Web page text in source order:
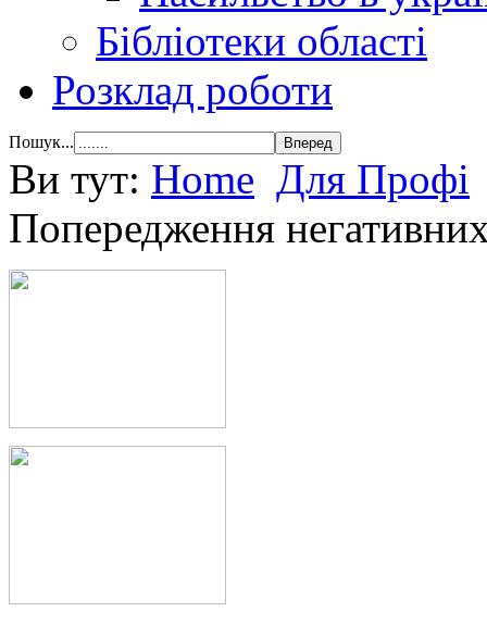
Бібліотеки області
Розклад роботи
Пошук...
Ви тут: Home Для Профі
Попередження